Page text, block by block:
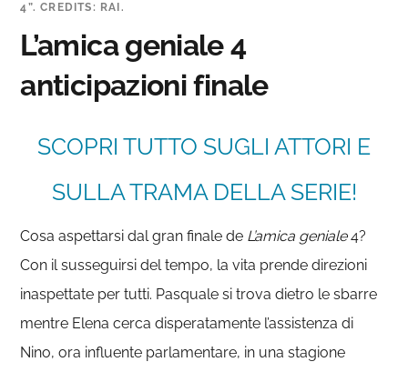
4”. CREDITS: RAI.
L’amica geniale 4
anticipazioni finale
SCOPRI TUTTO SUGLI ATTORI E
SULLA TRAMA DELLA SERIE!
Cosa aspettarsi dal gran finale de L’amica geniale4?
Con il susseguirsi del tempo, la vita prende direzioni
inaspettate per tutti. Pasquale si trova dietro le sbarre
mentre Elena cerca disperatamente l’assistenza di
Nino, ora influente parlamentare, in una stagione